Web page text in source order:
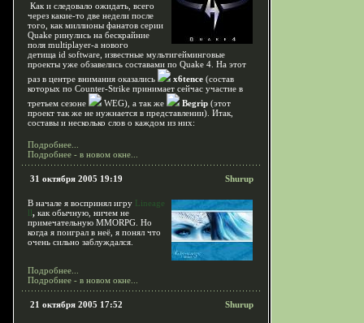
Как и следовало ожидать, всего
через какие-то две недели после
того, как миллионы фанатов серии
Quake ринулись на бескрайние
поля multiplayer-a нового
детища id software, известные мультигейминговые
проекты уже обзавелись составами по Quake 4. На этот
раз в центре внимания оказались
x6tence (состав
которых по Counter-Strike принимает сейчас участие в
третьем сезоне
WEG), а так же Begrip (этот
проект так же не нужнается в представлении). Итак,
составы и несколько слов о каждом из них:
Подробнее...
Подробнее - в новом окне...
31 октября 2005 19:19 Shurup
В начале я воспринял игру Lineage
ll, как обычную, ничем не
примечательную MMORPG. Но
когда я поиграл в неё, я понял что
очень сильно заблуждался.
Подробнее...
Подробнее - в новом окне...
21 октября 2005 17:52 Shurup